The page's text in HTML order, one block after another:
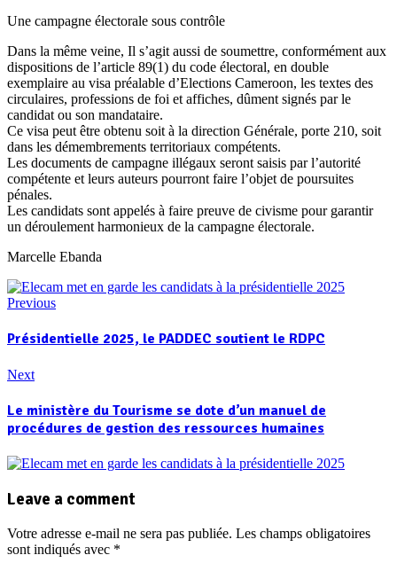
Une campagne électorale sous contrôle
Dans la même veine, Il s’agit aussi de soumettre, conformément aux
dispositions de l’article 89(1) du code électoral, en double
exemplaire au visa préalable d’Elections Cameroon, les textes des
circulaires, professions de foi et affiches, dûment signés par le
candidat ou son mandataire.
Ce visa peut être obtenu soit à la direction Générale, porte 210, soit
dans les démembrements territoriaux compétents.
Les documents de campagne illégaux seront saisis par l’autorité
compétente et leurs auteurs pourront faire l’objet de poursuites
pénales.
Les candidats sont appelés à faire preuve de civisme pour garantir
un déroulement harmonieux de la campagne électorale.
Marcelle Ebanda
Previous
Présidentielle 2025, le PADDEC soutient le RDPC
Next
Le ministère du Tourisme se dote d’un manuel de
procédures de gestion des ressources humaines
Leave a comment
Votre adresse e-mail ne sera pas publiée. Les champs obligatoires
sont indiqués avec *